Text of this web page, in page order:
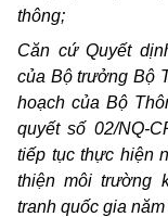
thông;
Căn cứ Quyết
của Bộ trưởng Bộ
hoạch của Bộ
quyết số 02/NQ-
tiếp tục thực hiện
thiện môi trường
tranh quốc gia